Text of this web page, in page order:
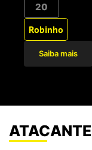
20
Robinho
Saiba mais
ATACANTE